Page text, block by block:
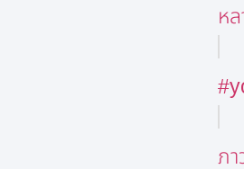
ห
ภา